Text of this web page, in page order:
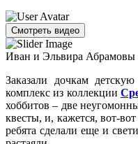
Смотреть видео
Иван и Эльвира Абрамовы
Заказали дочкам
комплекс из коллекции
хоббитов – две
квесты, и, кажется, вот-
ребята сделали еще и